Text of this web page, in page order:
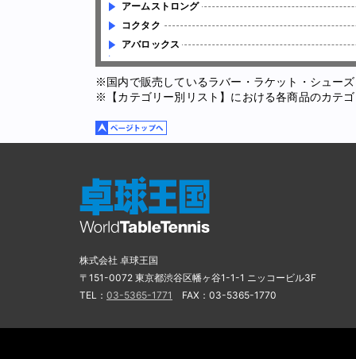
アームストロング
コクタク
アバロックス
※国内で販売しているラバー・ラケット・シュー
※【カテゴリー別リスト】における各商品のカテ
株式会社 卓球王国
〒151-0072 東京都渋谷区幡ヶ谷1-1-1 ニッコービル3F
TEL： 03-5365-1771 FAX：03-5365-1770